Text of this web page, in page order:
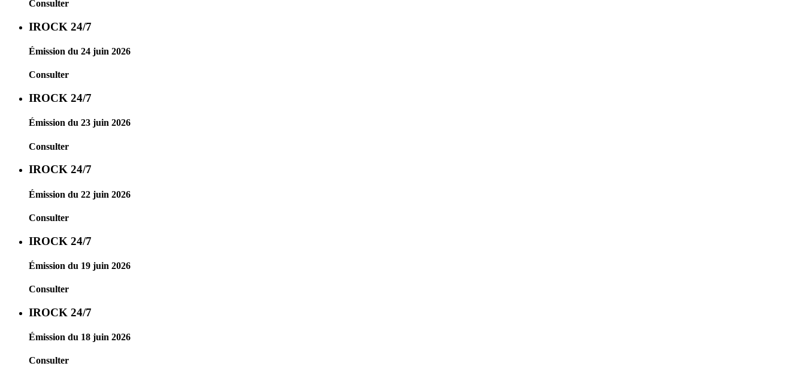
Consulter
IROCK 24/7
Émission du 24 juin 2026
Consulter
IROCK 24/7
Émission du 23 juin 2026
Consulter
IROCK 24/7
Émission du 22 juin 2026
Consulter
IROCK 24/7
Émission du 19 juin 2026
Consulter
IROCK 24/7
Émission du 18 juin 2026
Consulter